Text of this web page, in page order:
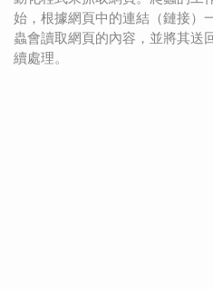
始，根據網頁中的連結（鏈接）
蟲會讀取網頁的內容，並將其送
續處理。